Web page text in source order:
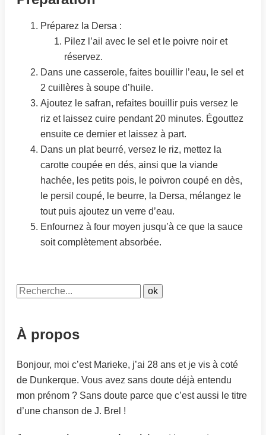
Préparez la Dersa :
Pilez l’ail avec le sel et le poivre noir et
réservez.
Dans une casserole, faites bouillir l’eau, le sel et
2 cuillères à soupe d’huile.
Ajoutez le safran, refaites bouillir puis versez le
riz et laissez cuire pendant 20 minutes. Égouttez
ensuite ce dernier et laissez à part.
Dans un plat beurré, versez le riz, mettez la
carotte coupée en dés, ainsi que la viande
hachée, les petits pois, le poivron coupé en dès,
le persil coupé, le beurre, la Dersa, mélangez le
tout puis ajoutez un verre d’eau.
Enfournez à four moyen jusqu’à ce que la sauce
soit complètement absorbée.
À propos
Bonjour, moi c’est Marieke, j’ai 28 ans et je vis à coté
de Dunkerque. Vous avez sans doute déjà entendu
mon prénom ? Sans doute parce que c’est aussi le titre
d’une chanson de J. Brel !